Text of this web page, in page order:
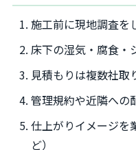
施工前に現地調査を
床下の湿気・腐食・
見積もりは複数社取
管理規約や近隣への
仕上がりイメージを
ど）